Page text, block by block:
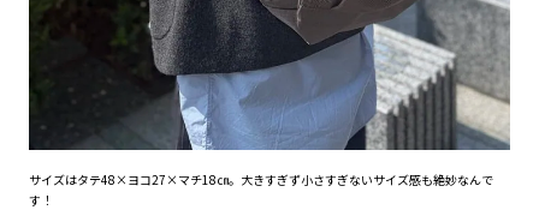
サイズはタテ48×ヨコ27×マチ18㎝。大きすぎず小さすぎないサイズ感も絶妙なんで
す！